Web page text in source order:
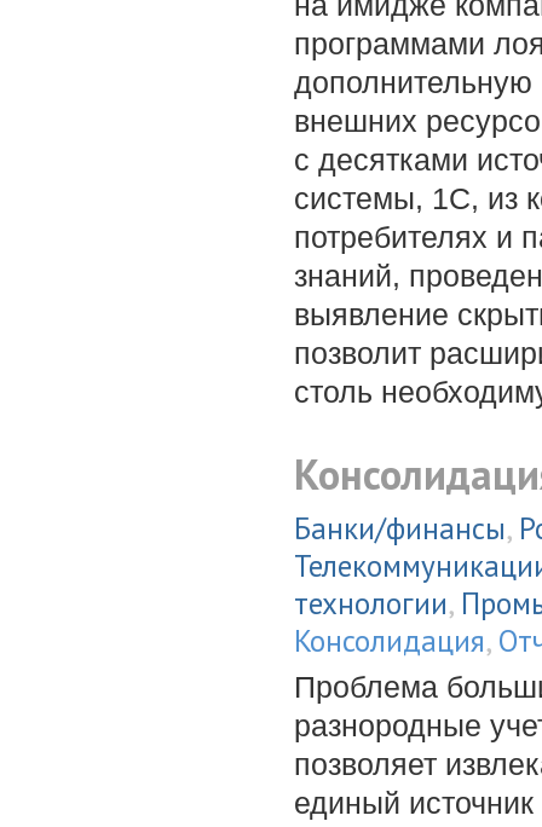
программами
внешних
с десятками
системы, 1С, из
потребителях и
знаний,
выявление
позволит
столь
Банки/финансы,
технологии,
Консолидация,
Проблема
разнородные
позволяет
единый